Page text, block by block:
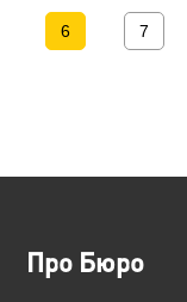
6 7
Про Бюро